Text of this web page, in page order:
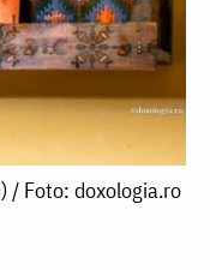
/ Foto: doxologia.ro